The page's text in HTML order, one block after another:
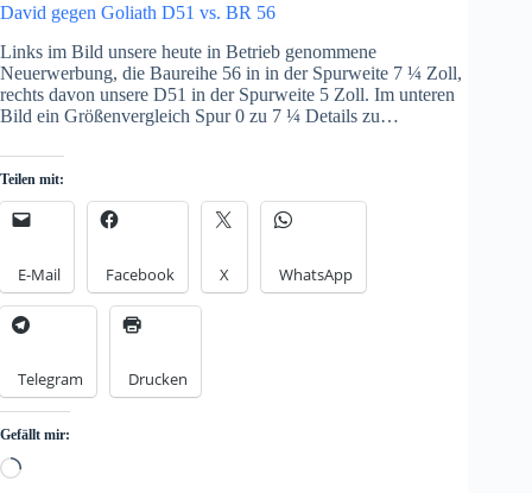
David gegen Goliath D51 vs. BR 56
Links im Bild unsere heute in Betrieb genommene
Neuerwerbung, die Baureihe 56 in in der Spurweite 7 ¼ Zoll,
rechts davon unsere D51 in der Spurweite 5 Zoll. Im unteren
Bild ein Größenvergleich Spur 0 zu 7 ¼ Details zu…
Teilen mit:
E-Mail Facebook X WhatsApp
Telegram Drucken
Gefällt mir:
Loading…